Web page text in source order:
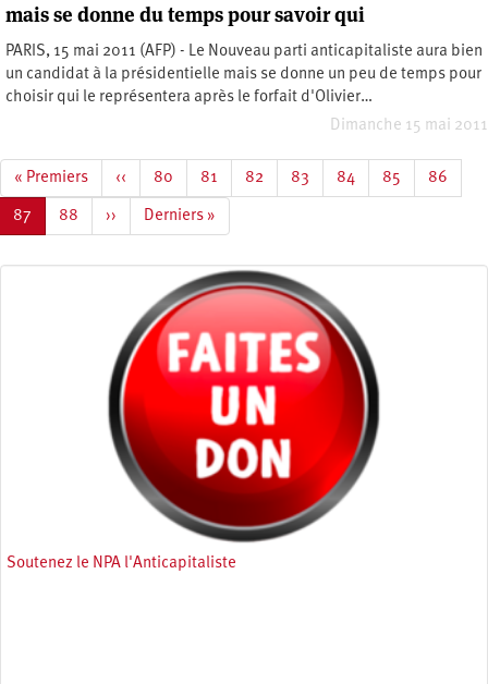
mais se donne du temps pour savoir qui
PARIS, 15 mai 2011 (AFP) - Le Nouveau parti anticapitaliste aura bien
un candidat à la présidentielle mais se donne un peu de temps pour
choisir qui le représentera après le forfait d'Olivier…
Dimanche 15 mai 2011
Première
page
« Premiers
Page
précédente
‹‹ Page
80 Page
81 Page
82 Page
83 Page
84 Page
85 Page
86
Page
courante
87 Page
88
Page
suivante
››
Dernière
page
Derniers »
Soutenez le NPA l'Anticapitaliste